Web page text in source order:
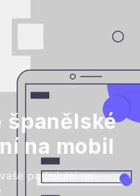
španělské
na mobil
podnikání on-